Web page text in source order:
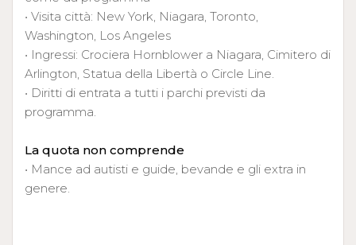
• Visita città: New York, Niagara, Toronto,
Washington, Los Angeles
• Ingressi: Crociera Hornblower a Niagara, Cimitero di
Arlington, Statua della Libertà o Circle Line.
• Diritti di entrata a tutti i parchi previsti da
programma.
La quota non comprende
• Mance ad autisti e guide, bevande e gli extra in
genere.